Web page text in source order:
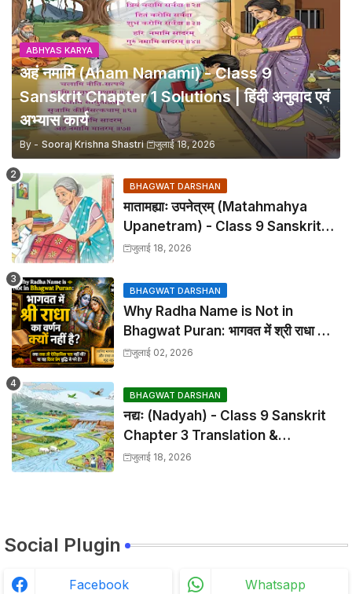
ABHYAS KARYA
अहं नमामि (Aham Namami) - Class 9
Sanskrit Chapter 1 Solutions | हिंदी अनुवाद एवं
अभ्यास कार्य
By - Sooraj Krishna Shastri जुलाई 18, 2026
BHAGWAT DARSHAN
मातामह्याः उपनेत्रम् (Matahmahya
Upanetram) - Class 9 Sanskrit
Chapter 2 Translation &
जुलाई 18, 2026
BHAGWAT DARSHAN
Why Radha Name is Not in
Bhagwat Puran: भागवत में श्री राधा का
वर्णन क्यों नहीं है?
जुलाई 02, 2026
BHAGWAT DARSHAN
नद्यः (Nadyah) - Class 9 Sanskrit
Chapter 3 Translation &
Solutions
जुलाई 18, 2026
Social Plugin
Facebook Whatsapp